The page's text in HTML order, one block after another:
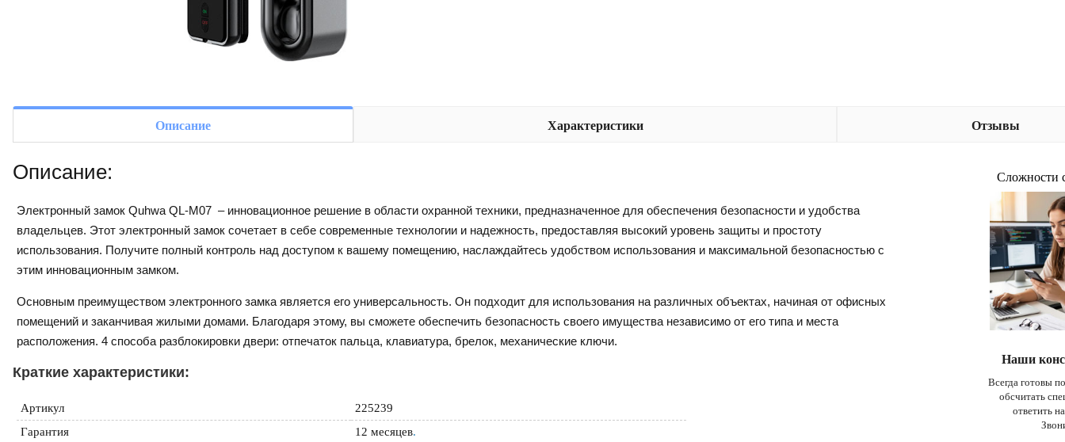
Описание Характеристики Отзывы
Описание:
Электронный замок Quhwa QL-M07 – инновационное решение в области охранной техники, предназначенное для обеспечения безопасности и удобства
владельцев. Этот электронный замок сочетает в себе современные технологии и надежность, предоставляя высокий уровень защиты и простоту
использования. Получите полный контроль над доступом к вашему помещению, наслаждайтесь удобством использования и максимальной безопасностью с
этим инновационным замком.
Основным преимуществом электронного замка является его универсальность. Он подходит для использования на различных объектах, начиная от офисных
помещений и заканчивая жилыми домами. Благодаря этому, вы сможете обеспечить безопасность своего имущества независимо от его типа и места
расположения. 4 способа разблокировки двери: отпечаток пальца, клавиатура, брелок, механические ключи.
Краткие характеристики:
Артикул
225239
Гарантия
12 месяцев.
Сложности
Наши
Всегда готовы
обсчитать
ответить